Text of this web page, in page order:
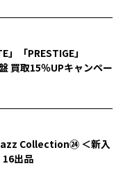
「PRESTIGE」
買取15％UPキャンペー
Collection㉔ ＜新入
出品